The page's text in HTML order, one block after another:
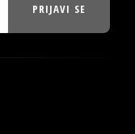
PRIJAVI SE